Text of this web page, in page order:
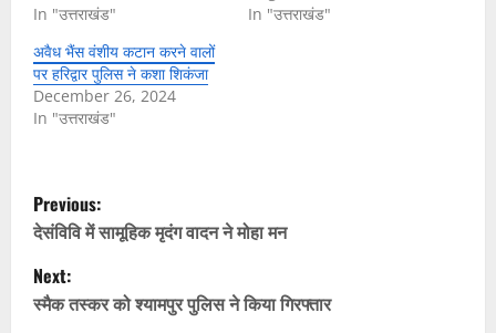
In "उत्तराखंड"
In "उत्तराखंड"
अवैध भैंस वंशीय कटान करने वालों
पर हरिद्वार पुलिस ने कशा शिकंजा
December 26, 2024
In "उत्तराखंड"
P
o
s
Previous:
देसंविवि में सामूहिक मृदंग वादन ने मोहा मन
Next:
स्मैक तस्कर को श्यामपुर पुलिस ने किया गिरफ्तार